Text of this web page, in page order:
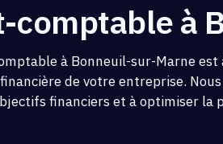
comptable à
à Bonneuil-sur-Marne
de votre entreprise.
financiers et à optimiser la